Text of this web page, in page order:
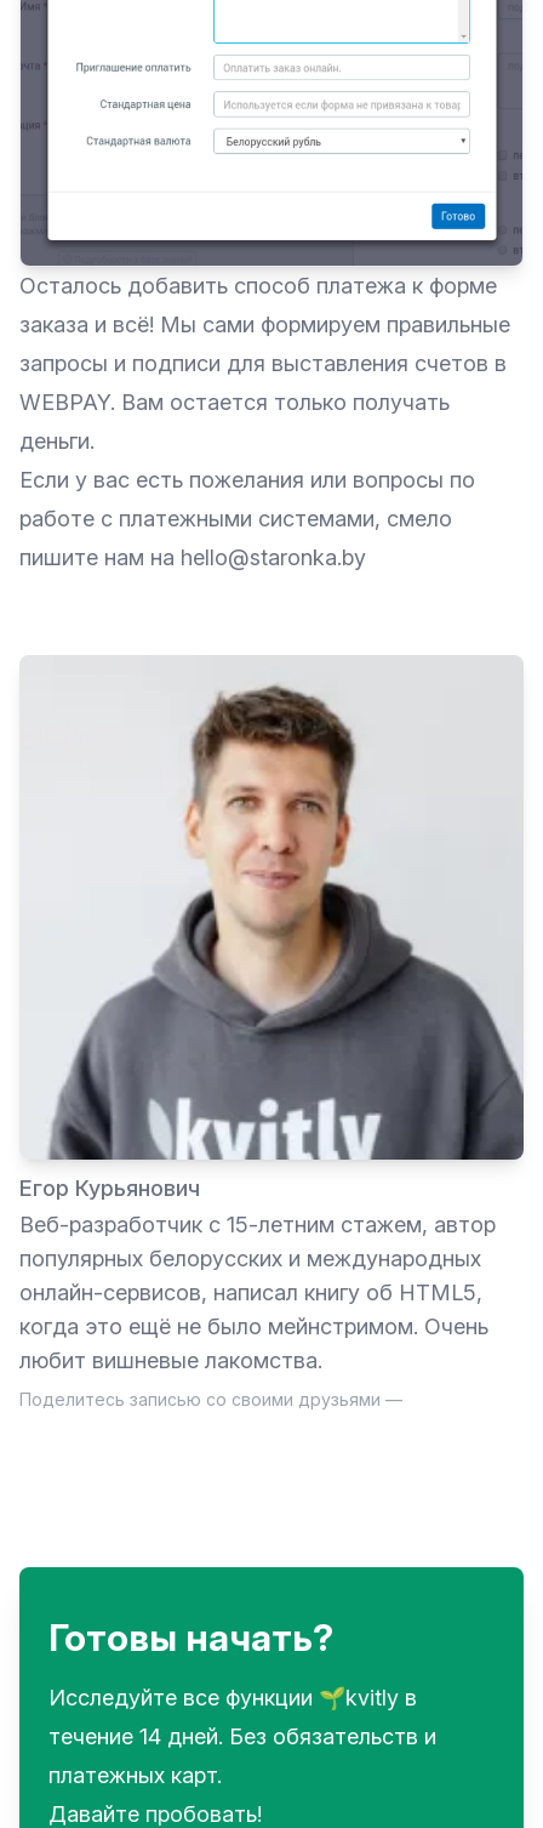
Осталось добавить способ платежа к форме
заказа и всё! Мы сами формируем правильные
запросы и подписи для выставления счетов в
WEBPAY. Вам остается только получать
деньги.
Если у вас есть пожелания или вопросы по
работе с платежными системами, смело
пишите нам на hello@staronka.by
Егор Курьянович
Веб-разработчик с 15-летним стажем, автор
популярных белорусских и международных
онлайн-сервисов, написал книгу об HTML5,
когда это ещё не было мейнстримом. Очень
любит вишневые лакомства.
Поделитесь записью со своими друзьями —
Готовы начать?
Исследуйте все функции 🌱kvitly в
течение 14 дней. Без обязательств и
платежных карт.
Давайте пробовать!